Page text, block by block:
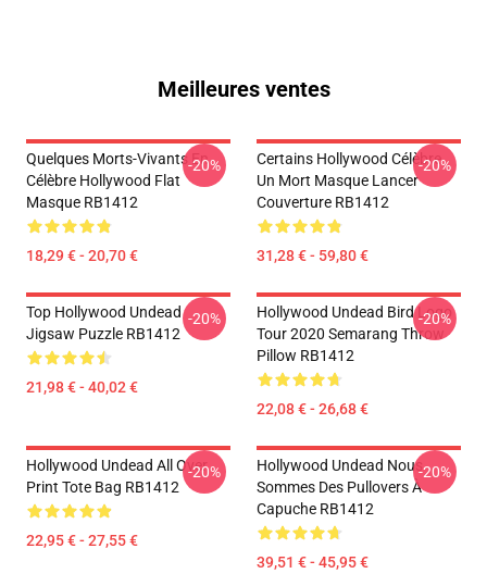
Meilleures ventes
Quelques Morts-Vivants En
Célèbre Hollywood Flat
Masque RB1412
18,29 € - 20,70 €
-20%
Certains Hollywood Célèbre
Un Mort Masque Lancer
Couverture RB1412
31,28 € - 59,80 €
-20%
Top Hollywood Undead
Jigsaw Puzzle RB1412
21,98 € - 40,02 €
-20%
Hollywood Undead Bird Logo
Tour 2020 Semarang Throw
Pillow RB1412
22,08 € - 26,68 €
-20%
Hollywood Undead All Over
Print Tote Bag RB1412
22,95 € - 27,55 €
-20%
Hollywood Undead Nous
Sommes Des Pullovers À
Capuche RB1412
39,51 € - 45,95 €
-20%